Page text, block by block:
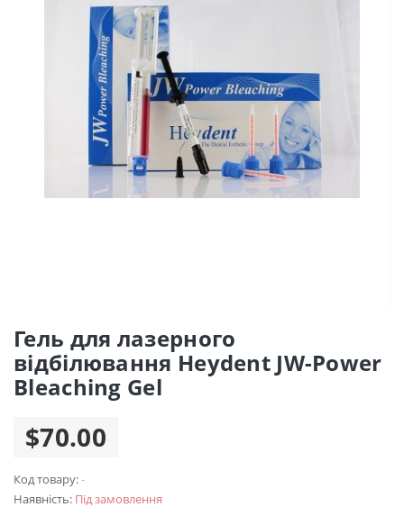
Гель для лазерного
відбілювання Heydent JW-Power
Bleaching Gel
$70.00
Код товару:-
Наявність: Під замовлення